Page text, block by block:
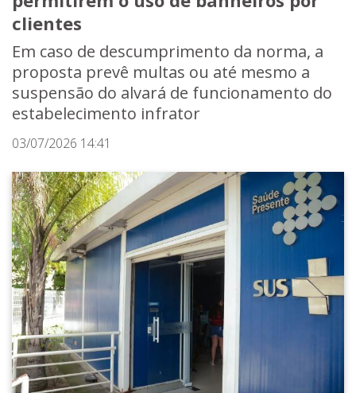
clientes
Em caso de descumprimento da norma, a
proposta prevê multas ou até mesmo a
suspensão do alvará de funcionamento do
estabelecimento infrator
03/07/2026 14:41